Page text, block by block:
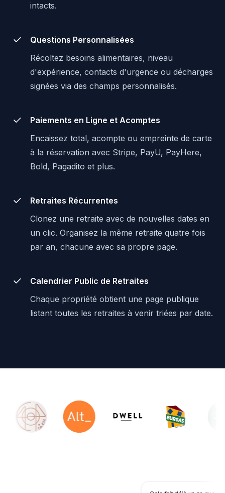
intacts.
Questions Personnalisées
Récoltez besoins alimentaires, niveau
d'expérience, contacts d'urgence ou décharges
signées via des champs personnalisés.
Paiements en Ligne et Acomptes
Encaissez total, acompte ou empreinte de carte
à la réservation avec Stripe, PayU, PayHere,
Bold, Pagadito et plus.
Retraites Récurrentes
Clonez une retraite avec de nouvelles dates en
un clic. Organisez la même retraite quatre fois
par an, chacune avec sa propre page.
Calendrier Public de Retraites
Chaque propriété obtient une page publique
listant toutes les retraites à venir triées par date.